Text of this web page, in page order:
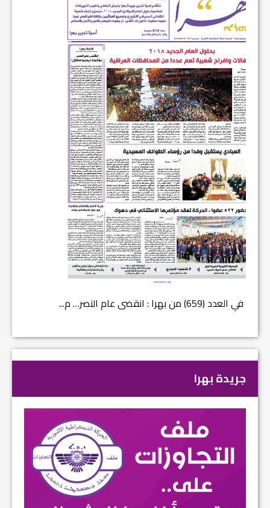
في العدد (659) من بهرا : انقضى عام النصر… م...
جريدة بهرا